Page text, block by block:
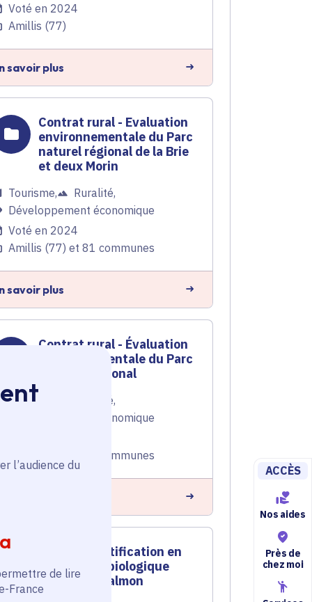
l’audience du
de lire
France
ACCÈS
Nos aides
Près de
chez moi
Voté en 2024
Amillis (77)
savoir plus
Contrat rural - Evaluation
environnementale du Parc
naturel régional de la Brie
et deux Morin
Tourisme, Ruralité,
Développement économique
Voté en 2024
Amillis (77) et 81 communes
savoir plus
Contrat rural - Évaluation
environnementale du Parc
Naturel Régional
Tourisme Ruralité,
Développement économique
Amillis (77) et 81 communes
Aide à la certification en
agriculture biologique
pour l'Earl Salmon